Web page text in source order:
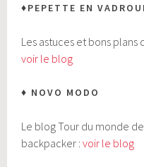
♦PEPETTE EN
Les astuces et bons plans
voir le blog
♦ NOVO MODO
Le blog Tour du monde
backpacker :voir le blog